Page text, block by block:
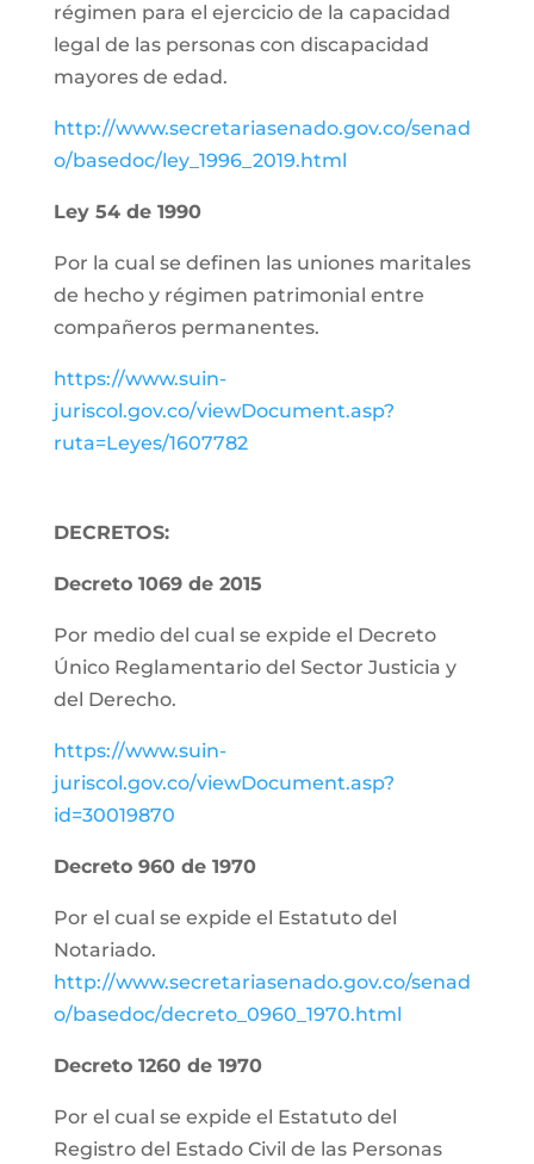
régimen para el ejercicio de la capacidad
legal de las personas con discapacidad
mayores de edad.
http://www.secretariasenado.gov.co/senad
o/basedoc/ley_1996_2019.html
Ley 54 de 1990
Por la cual se definen las uniones maritales
de hecho y régimen patrimonial entre
compañeros permanentes.
https://www.suin-
juriscol.gov.co/viewDocument.asp?
ruta=Leyes/1607782
DECRETOS:
Decreto 1069 de 2015
Por medio del cual se expide el Decreto
Único Reglamentario del Sector Justicia y
del Derecho.
https://www.suin-
juriscol.gov.co/viewDocument.asp?
id=30019870
Decreto 960 de 1970
Por el cual se expide el Estatuto del
Notariado.
http://www.secretariasenado.gov.co/senad
o/basedoc/decreto_0960_1970.html
Decreto 1260 de 1970
Por el cual se expide el Estatuto del
Registro del Estado Civil de las Personas